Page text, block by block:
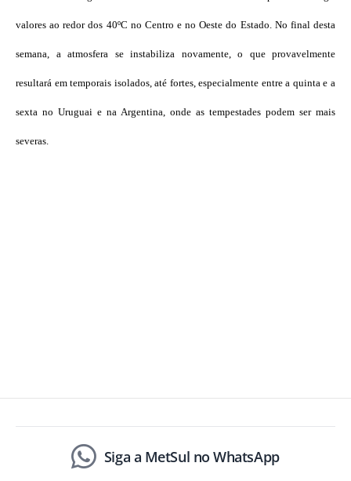
valores ao redor dos 40ºC no Centro e no Oeste do Estado. No final desta
semana, a atmosfera se instabiliza novamente, o que provavelmente
resultará em temporais isolados, até fortes, especialmente entre a quinta e a
sexta no Uruguai e na Argentina, onde as tempestades podem ser mais
severas.
Siga a MetSul no WhatsApp